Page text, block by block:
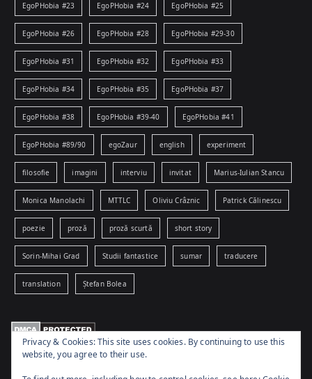
EgoPHobia #23 EgoPHobia #24 EgoPHobia #25
EgoPHobia #26 EgoPHobia #28 EgoPHobia #29-30
EgoPHobia #31 EgoPHobia #32 EgoPHobia #33
EgoPHobia #34 EgoPHobia #35 EgoPHobia #37
EgoPHobia #38 EgoPHobia #39-40 EgoPHobia #41
EgoPHobia #89/90 egoZaur english experiment
filosofie imagini interviu invitat Marius-Iulian Stancu
Monica Manolachi MTTLC Oliviu Crâznic Patrick Călinescu
poezie proză proză scurtă short story
Sorin-Mihai Grad Studii fantastice sumar traducere
translation Ștefan Bolea
Privacy & Cookies: This site uses cookies. By continuing to use this
website, you agree to their use.